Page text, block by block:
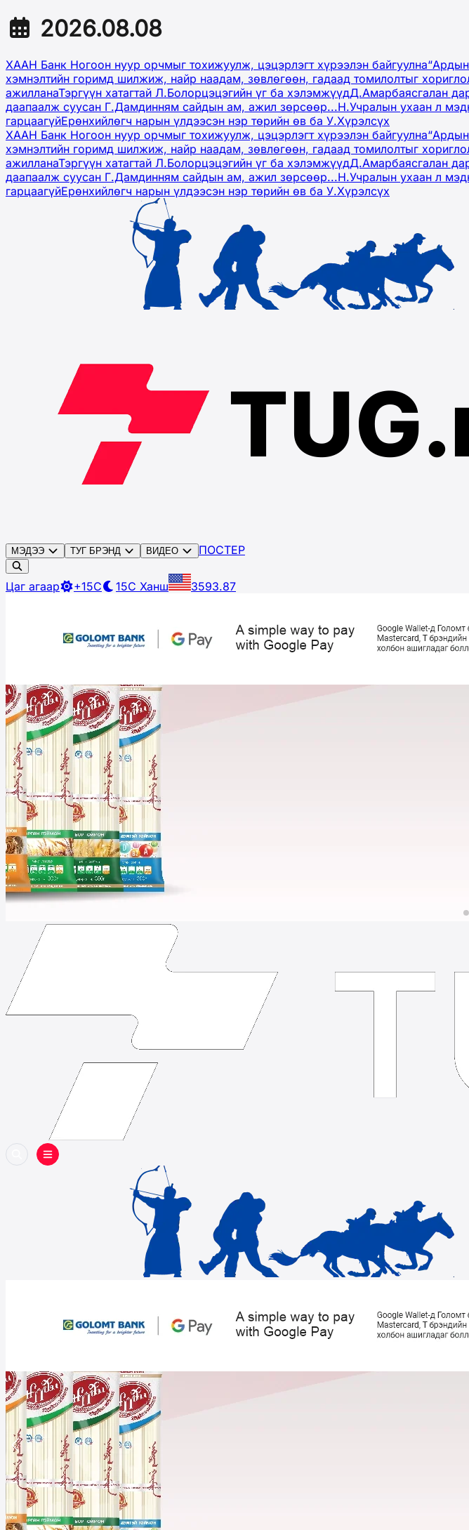
2026.08.08
ХААН Банк Ногоон нуур орчмыг тохижуулж, цэцэрлэгт хүрээлэн байгуулна
хэмнэлтийн горимд шилжиж, найр наадам, зөвлөгөөн, гадаад томилолтыг
ажилланаТэргүүн хатагтай Л.Болорцэцэгийн үг ба хэлэмжүүдД.Амарбаясгалан
даапаалж суусан Г.Дамдинням сайдын ам, ажил зөрсөөр...Н.Учралын ухаан л
гарцаагүйЕрөнхийлөгч нарын үлдээсэн нэр төрийн өв ба У.Хүрэлсүх
ХААН Банк Ногоон нуур орчмыг тохижуулж, цэцэрлэгт хүрээлэн байгуулна
хэмнэлтийн горимд шилжиж, найр наадам, зөвлөгөөн, гадаад томилолтыг
ажилланаТэргүүн хатагтай Л.Болорцэцэгийн үг ба хэлэмжүүдД.Амарбаясгалан
даапаалж суусан Г.Дамдинням сайдын ам, ажил зөрсөөр...Н.Учралын ухаан л
гарцаагүйЕрөнхийлөгч нарын үлдээсэн нэр төрийн өв ба У.Хүрэлсүх
МЭДЭЭ ТУГ БРЭНД ВИДЕО ПОСТЕР
Цаг агаар +15C 15C Ханш 3593.87